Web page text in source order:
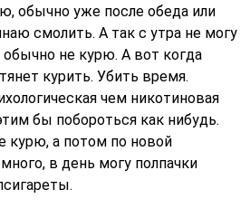
обычно уже после обеда или
смолить. А так с утра не могу
не курю. А вот когда
курить. Убить время.
чем никотиновая
бы побороться как нибудь.
а потом по новой
в день могу полпачки